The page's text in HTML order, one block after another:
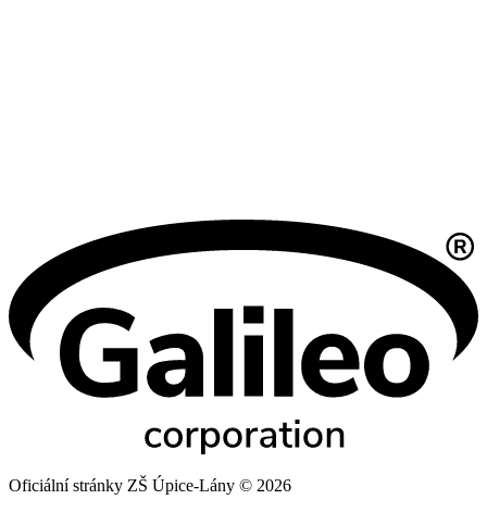
Oficiální stránky ZŠ Úpice-Lány © 2026